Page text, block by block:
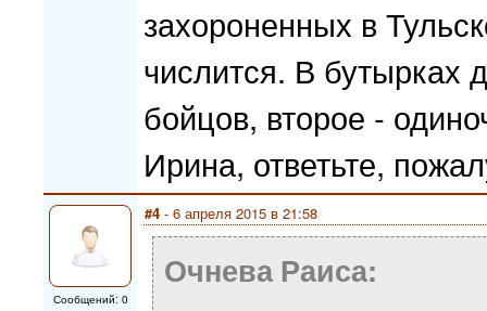
захороненных в
числится. В бутырках
бойцов, второе -
Ирина, ответьте,
Сообщений: 0
#4 - 6 апреля 2015 в 21:58
Очнева Раиса: